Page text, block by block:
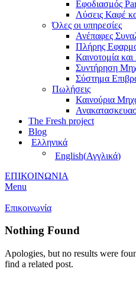
Εφοδιασμός
Λύσεις Καφέ
Όλες οι υπηρεσίες
Ανέπαφες
Πλήρης
Καινοτομία και
Συντήρηση
Σύστημα
Πωλήσεις
Καινούρια
The Fresh project
Blog
Ελληνικά
English(Αγγλικά)
ΕΠΙΚΟΙΝΩΝΙΑ
Menu
Επικοινωνία
Nothing Found
Apologies, but no results were
find a related post.